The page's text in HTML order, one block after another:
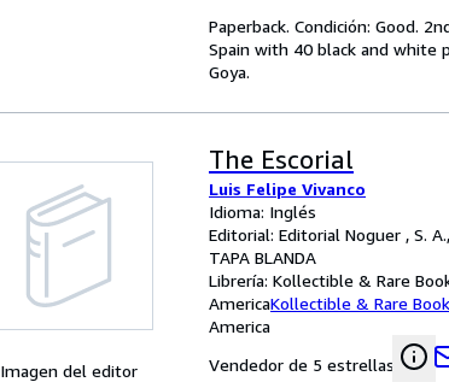
Paperback. Condición: Good.
Spain with 40 black and white
Goya.
Imagen del editor
The Escorial
Luis Felipe Vivanco
Idioma: Inglés
Editorial: Editorial Noguer , S.
TAPA BLANDA
Librería: Kollectible & Rare
AmericaKollectible & Rare
America
Vendedor de 5 estrellas